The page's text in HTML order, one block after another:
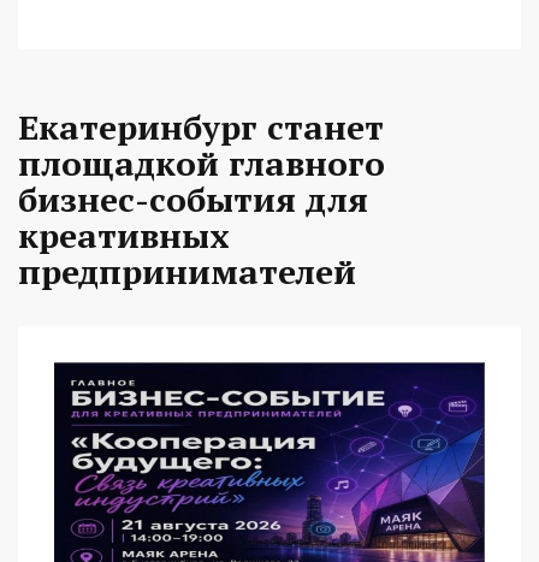
Екатеринбург станет
площадкой главного
бизнес-события для
креативных
предпринимателей